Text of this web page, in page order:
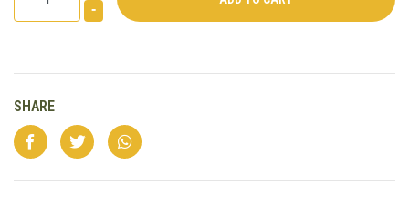
-
SHARE